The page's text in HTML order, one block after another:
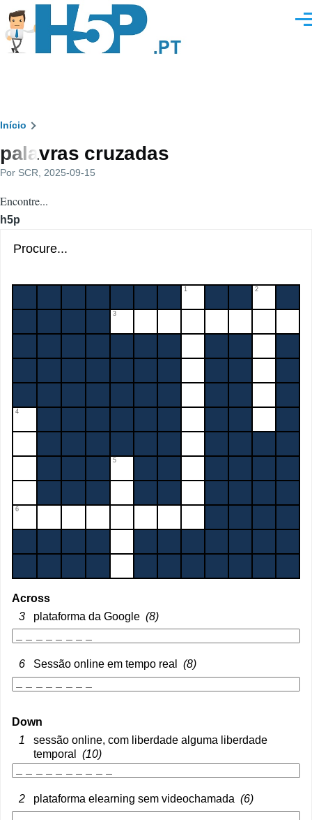
Passar para o conteúdo principal
Navegação
estrutural
Início
palavras cruzadas
Por SCR , 2025-09-15
Encontre...
h5p